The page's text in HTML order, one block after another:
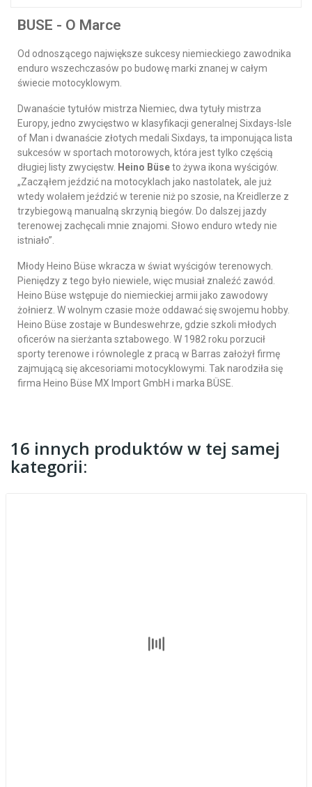
BUSE - O Marce
Od odnoszącego największe sukcesy niemieckiego zawodnika
enduro wszechczasów po budowę marki znanej w całym
świecie motocyklowym.
Dwanaście tytułów mistrza Niemiec, dwa tytuły mistrza
Europy, jedno zwycięstwo w klasyfikacji generalnej Sixdays-Isle
of Man i dwanaście złotych medali Sixdays, ta imponująca lista
sukcesów w sportach motorowych, która jest tylko częścią
długiej listy zwycięstw. Heino Büseto żywa ikona wyścigów.
„Zacząłem jeździć na motocyklach jako nastolatek, ale już
wtedy wolałem jeździć w terenie niż po szosie, na Kreidlerze z
trzybiegową manualną skrzynią biegów. Do dalszej jazdy
terenowej zachęcali mnie znajomi. Słowo enduro wtedy nie
istniało”.
Młody Heino Büse wkracza w świat wyścigów terenowych.
Pieniędzy z tego było niewiele, więc musiał znaleźć zawód.
Heino Büse wstępuje do niemieckiej armii jako zawodowy
żołnierz. W wolnym czasie może oddawać się swojemu hobby.
Heino Büse zostaje w Bundeswehrze, gdzie szkoli młodych
oficerów na sierżanta sztabowego. W 1982 roku porzucił
sporty terenowe i równolegle z pracą w Barras założył firmę
zajmującą się akcesoriami motocyklowymi. Tak narodziła się
firma Heino Büse MX Import GmbH i marka BÜSE.
16 innych produktów w tej samej
kategorii: